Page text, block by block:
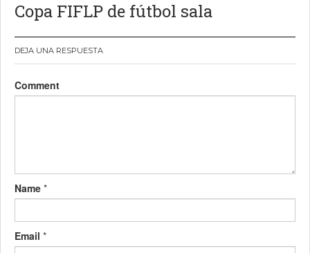
Copa FIFLP de fútbol sala
DEJA UNA RESPUESTA
Comment
Name *
Email *